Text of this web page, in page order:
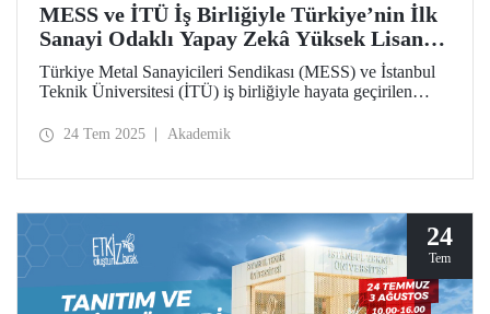
MESS ve İTÜ İş Birliğiyle Türkiye’nin İlk
Sanayi Odaklı Yapay Zekâ Yüksek Lisans
Programı Başlıyor!
Türkiye Metal Sanayicileri Sendikası (MESS) ve İstanbul
Teknik Üniversitesi (İTÜ) iş birliğiyle hayata geçirilen
olmak üzere özel sektördeki profesyonellere bu alanda
24 Tem 2025 Akademik
24
Tem